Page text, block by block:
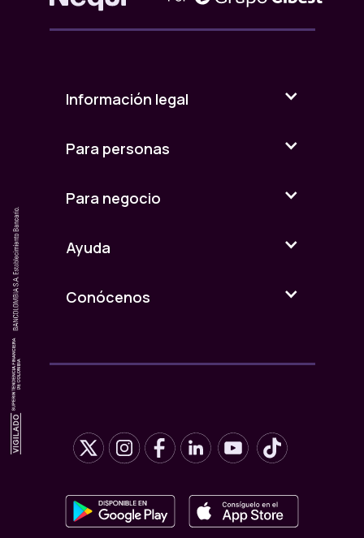
Información legal
Para personas
Para negocio
Ayuda
Conócenos